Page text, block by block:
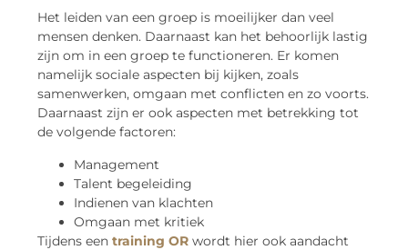
Het leiden van een groep is moeilijker dan veel
mensen denken. Daarnaast kan het behoorlijk lastig
zijn om in een groep te functioneren. Er komen
namelijk sociale aspecten bij kijken, zoals
samenwerken, omgaan met conflicten en zo voorts.
Daarnaast zijn er ook aspecten met betrekking tot
de volgende factoren:
Management
Talent begeleiding
Indienen van klachten
Omgaan met kritiek
Tijdens een training OR wordt hier ook aandacht